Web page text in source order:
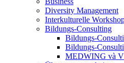
Diversity Management
Interkulturelle
Bildungs-Consulting
Bildungs-
Bildungs-
MEDWING và